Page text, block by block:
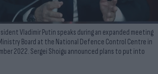
Vladimir Putin speaks during an expanded meeting
Board at the National Defence Control Centre in
2022. Sergei Shoigu announced plans to put into